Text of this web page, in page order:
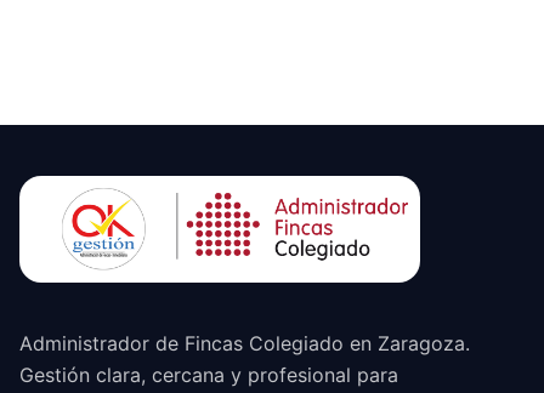
Administrador de Fincas Colegiado en Zaragoza.
Gestión clara, cercana y profesional para